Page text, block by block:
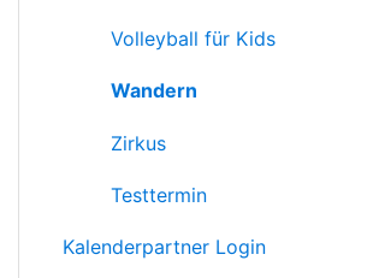
Volleyball für Kids
Wandern
Zirkus
Testtermin
Kalenderpartner Login